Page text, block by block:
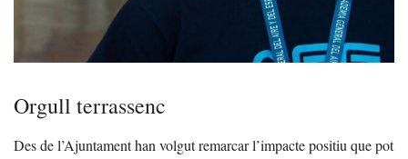
Orgull terrassenc
Des de l’Ajuntament han volgut remarcar l’impacte positiu que pot